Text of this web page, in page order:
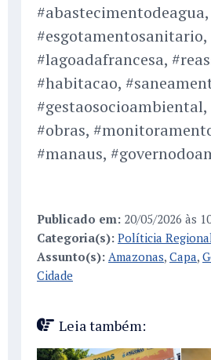
#abastecimentodeagua,
#esgotamentosanitario,
#lagoadafrancesa,
#habitacao,
#obras,
#manaus,
Publicado em: 20/05/2026 às
Categoria(s): Políticia
Assunto(s): Amazonas, Capa,
Cidade
Leia também: